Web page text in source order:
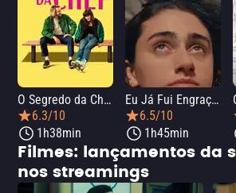
O Segredo da Chef
6.3/10
1h38min
Eu Já Fui Engraçada
6.5/10
1h45min
Filmes: lançamentos da
nos streamings